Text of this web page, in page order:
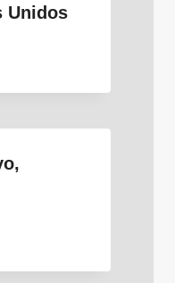
Unidos